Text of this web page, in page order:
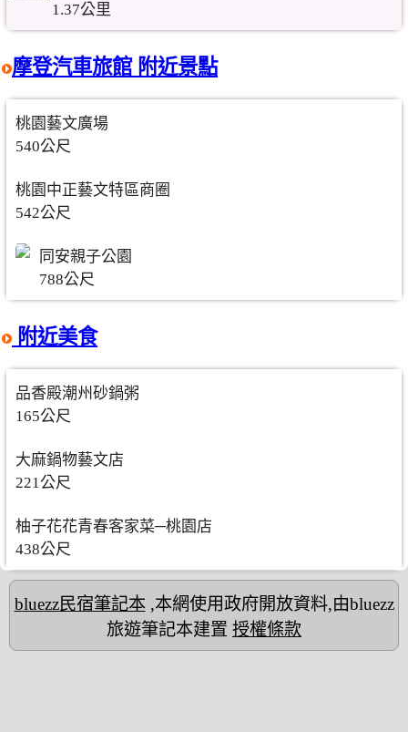
1.37公里
摩登汽車旅館 附近景點
桃園藝文廣場
540公尺
桃園中正藝文特區商圈
542公尺
同安親子公園
788公尺
附近美食
品香殿潮州砂鍋粥
165公尺
大麻鍋物藝文店
221公尺
柚子花花青春客家菜─桃園店
438公尺
bluezz民宿筆記本,本網使用政府開放資料,由bluezz
旅遊筆記本建置 授權條款